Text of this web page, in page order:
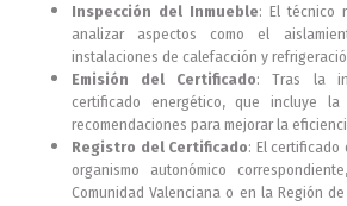
Inspección del Inmueble: El técnico
analizar aspectos como el
instalaciones de calefacción y
Emisión del Certificado: Tras la
certificado energético, que incluye
recomendaciones para mejorar la
Registro del Certificado: El
organismo autonómico
Comunidad Valenciana o en la Región